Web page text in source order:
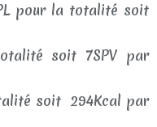
pour la totalité soit
soit 7SPV par
soit 294Kcal par